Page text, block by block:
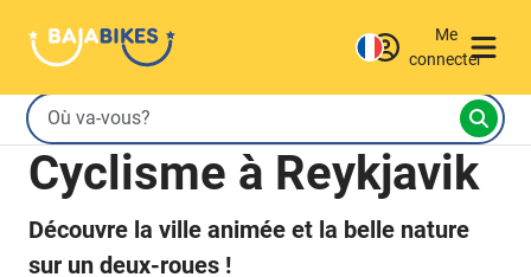
Me
connecter
Cyclisme à Reykjavik
Découvre la ville animée et la belle nature
sur un deux-roues !